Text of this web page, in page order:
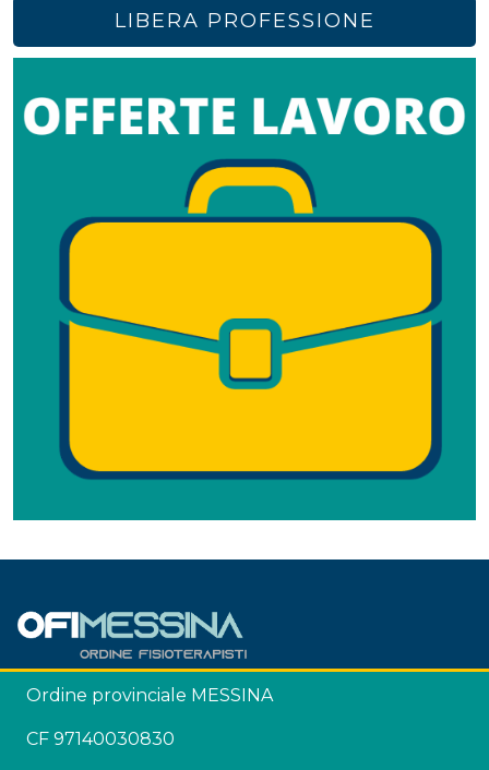
LIBERA PROFESSIONE
Ordine provinciale MESSINA
CF 97140030830